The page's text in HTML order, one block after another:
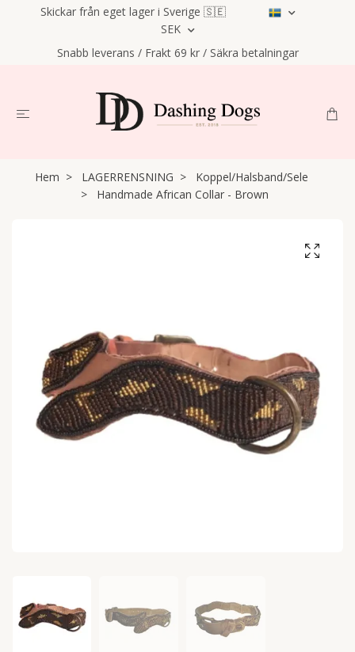
Skickar från eget lager i Sverige 🇸🇪
SEK
Snabb leverans / Frakt 69 kr / Säkra betalningar
Hem LAGERRENSNING
Koppel/Halsband/Sele
Handmade African Collar - Brown